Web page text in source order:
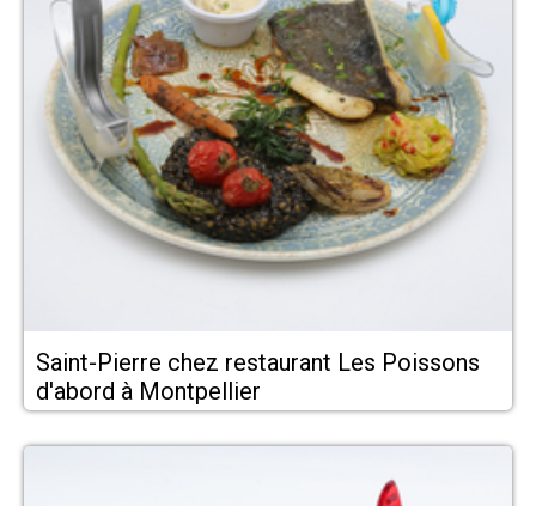
Saint-Pierre chez restaurant Les Poissons
d'abord à Montpellier